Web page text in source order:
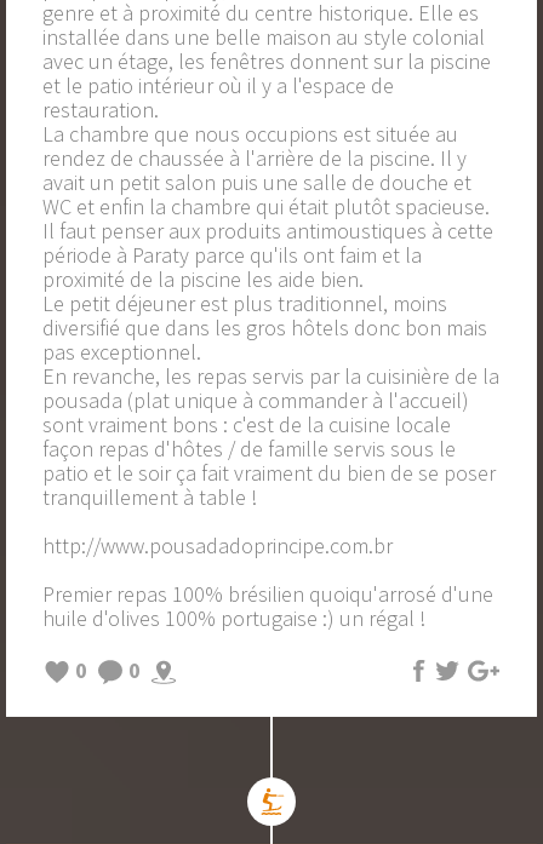
genre et à proximité du centre historique. Elle es
installée dans une belle maison au style colonial
avec un étage, les fenêtres donnent sur la piscine
et le patio intérieur où il y a l'espace de
restauration.
La chambre que nous occupions est située au
rendez de chaussée à l'arrière de la piscine. Il y
avait un petit salon puis une salle de douche et
WC et enfin la chambre qui était plutôt spacieuse.
Il faut penser aux produits antimoustiques à cette
période à Paraty parce qu'ils ont faim et la
proximité de la piscine les aide bien.
Le petit déjeuner est plus traditionnel, moins
diversifié que dans les gros hôtels donc bon mais
pas exceptionnel.
En revanche, les repas servis par la cuisinière de la
pousada (plat unique à commander à l'accueil)
sont vraiment bons : c'est de la cuisine locale
façon repas d'hôtes / de famille servis sous le
patio et le soir ça fait vraiment du bien de se poser
tranquillement à table !
http://www.pousadadoprincipe.com.br
Premier repas 100% brésilien quoiqu'arrosé d'une
huile d'olives 100% portugaise :) un régal !
0
0